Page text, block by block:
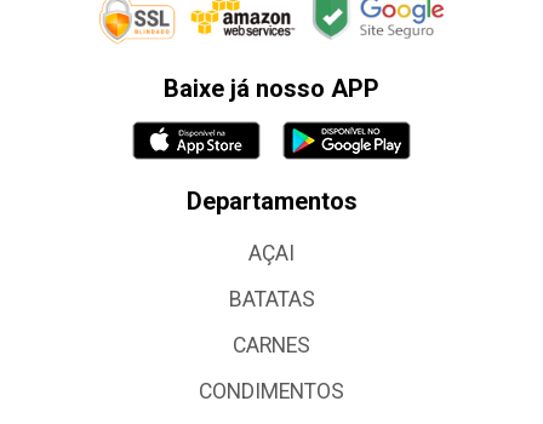
Baixe já nosso APP
Departamentos
AÇAI
BATATAS
CARNES
CONDIMENTOS